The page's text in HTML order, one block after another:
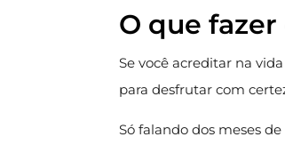
O que
Se você acreditar na
para desfrutar com
Só falando dos meses